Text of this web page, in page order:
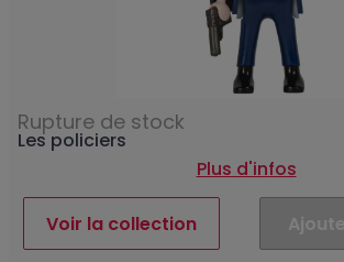
Rupture de stock
Les policiers
Plus d'infos
Voir la collection